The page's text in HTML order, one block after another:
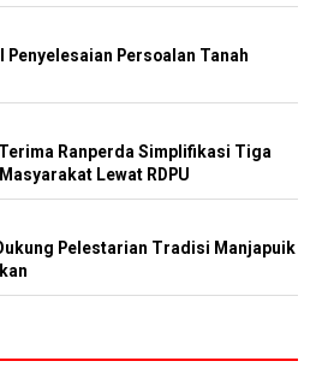
Penyelesaian Persoalan Tanah
Terima Ranperda Simplifikasi Tiga
Lewat RDPU
Pelestarian Tradisi Manjapuik